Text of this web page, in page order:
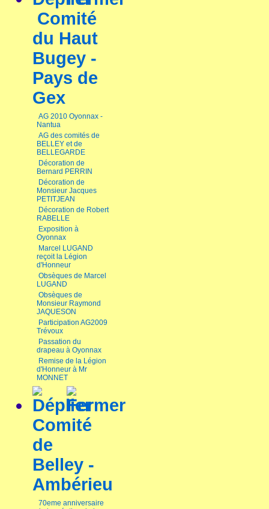
Comité
du Haut
Bugey -
Pays de
Gex
AG 2010 Oyonnax -
Nantua
AG des comités de
BELLEY et de
BELLEGARDE
Décoration de
Bernard PERRIN
Décoration de
Monsieur Jacques
PETITJEAN
Décoration de Robert
RABELLE
Exposition à
Oyonnax
Marcel LUGAND
reçoit la Légion
d'Honneur
Obsèques de Marcel
LUGAND
Obsèques de
Monsieur Raymond
JAQUESON
Participation AG2009
Trévoux
Passation du
drapeau à Oyonnax
Remise de la Légion
d'Honneur à Mr
MONNET
Comité
de
Belley -
Ambérieu
70eme anniversaire